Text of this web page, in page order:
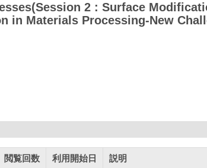
2 : Surface
in Materials Processing-New
閲覧回数 利用開始日 説明